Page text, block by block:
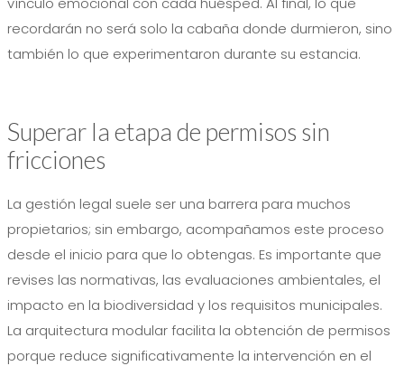
recordarán no será solo la cabaña donde durmieron, sino
también lo que experimentaron durante su estancia.
Superar la etapa de permisos sin
fricciones
La gestión legal suele ser una barrera para muchos
propietarios; sin embargo, acompañamos este proceso
desde el inicio para que lo obtengas. Es importante que
revises las normativas, las evaluaciones ambientales, el
impacto en la biodiversidad y los requisitos municipales.
La arquitectura modular facilita la obtención de permisos
porque reduce significativamente la intervención en el